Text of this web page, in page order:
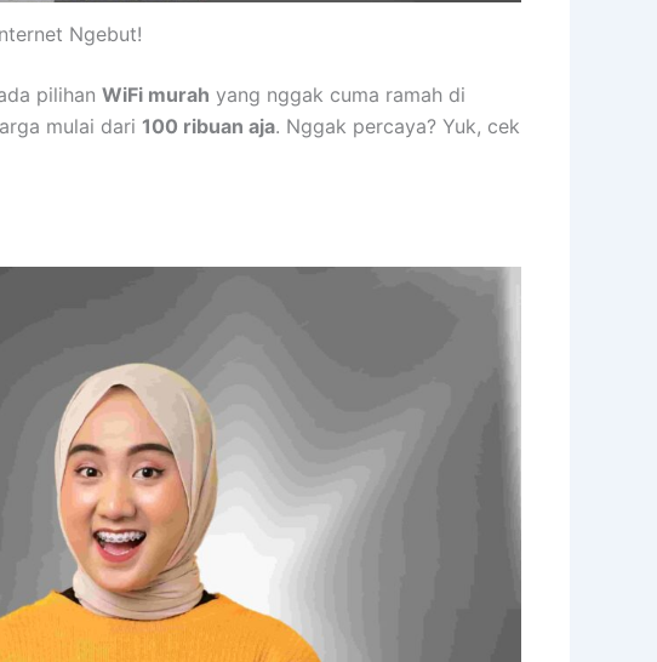
Ngebut!
pilihanWiFi murah yang nggak cuma ramah di
mulai dari 100 ribuan aja. Nggak percaya? Yuk, cek